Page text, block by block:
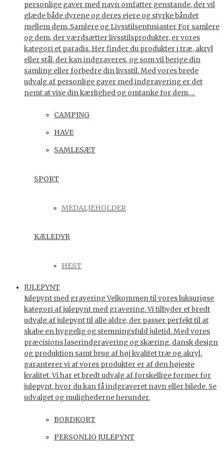
personlige gaver med navn omfatter genstande, der vil
glæde både dyrene og deres ejere og styrke båndet
mellem dem. Samlere og Livsstilsentusiaster For samlere
og dem, der værdsætter livsstilsprodukter, er vores
kategori et paradis. Her finder du produkter i træ, akryl
eller stål, der kan indgraveres, og som vil berige din
samling eller forbedre din livsstil. Med vores brede
udvalg af personlige gaver med indgravering er det
nemt at vise din kærlighed og omtanke for dem,…
CAMPING
HAVE
SAMLESÆT
SPORT
MEDALJEHOLDER
KÆLEDYR
HEST
JULEPYNT
Julepynt med gravering Velkommen til vores luksuriøse
kategori af julepynt med gravering. Vi tilbyder et bredt
udvalg af julepynt til alle aldre, der passer perfekt til at
skabe en hyggelig og stemningsfuld juletid. Med vores
præcisions laserindgravering og skæring, dansk design
og produktion samt brug af høj kvalitet træ og akryl,
garanterer vi at vores produkter er af den højeste
kvalitet. Vi har et bredt udvalg af forskellige former for
julepynt, hvor du kan få indgraveret navn eller bilede. Se
udvalget og mulighederne herunder.
BORDKORT
PERSONLIG JULEPYNT